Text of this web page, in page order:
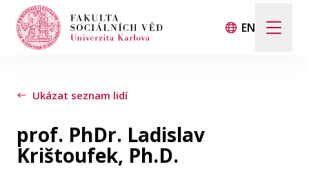
EN
Hledat
Když jsou k dispozici výsledky z našeptávače,
Události
Ukázat seznam lidí
prof. PhDr. Ladislav
Krištoufek, Ph.D.